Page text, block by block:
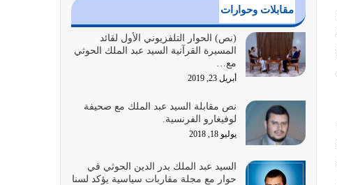
أغسطس 2, 2026
السبب الرئيسي لشقاء الأمة الابتعاد عن كتاب الله
والتعدي لحدود الله بالإضافات للدين
أغسطس 1, 2026
أبرز أسباب الشقاء هو الإعراض عن ذكر الله وعن هدى
الله المتمثل في القرآن الكريم
يوليو 31, 2026
أولياء الشيطان كلما كانوا أكثر ولاءً وطاعة للشيطان
كلما كانوا أكثر ضعفاً
مقابلات وحوارات
(نص) الحوار التلفزيوني الأول لقائد
المسيرة القرآنية السيد عبد الملك الحوثي
مع…
أبريل 23, 2019
نص مقابلة السيد عبد الملك مع صحيفة
لوفيغارو الفرنسية.
يوليو 18, 2018
السيد عبد الملك بدر الدين الحوثي في
حوار مع مجلة مقاربات سياسية يؤكد لسنا